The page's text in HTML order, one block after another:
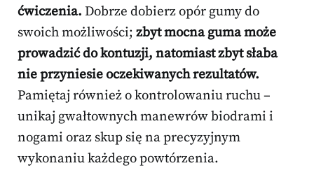
ćwiczenia. Dobrze dobierz opór gumy do
swoich możliwości; zbyt mocna guma może
prowadzić do kontuzji, natomiast zbyt słaba
nie przyniesie oczekiwanych rezultatów.
Pamiętaj również o kontrolowaniu ruchu –
unikaj gwałtownych manewrów biodrami i
nogami oraz skup się na precyzyjnym
wykonaniu każdego powtórzenia.